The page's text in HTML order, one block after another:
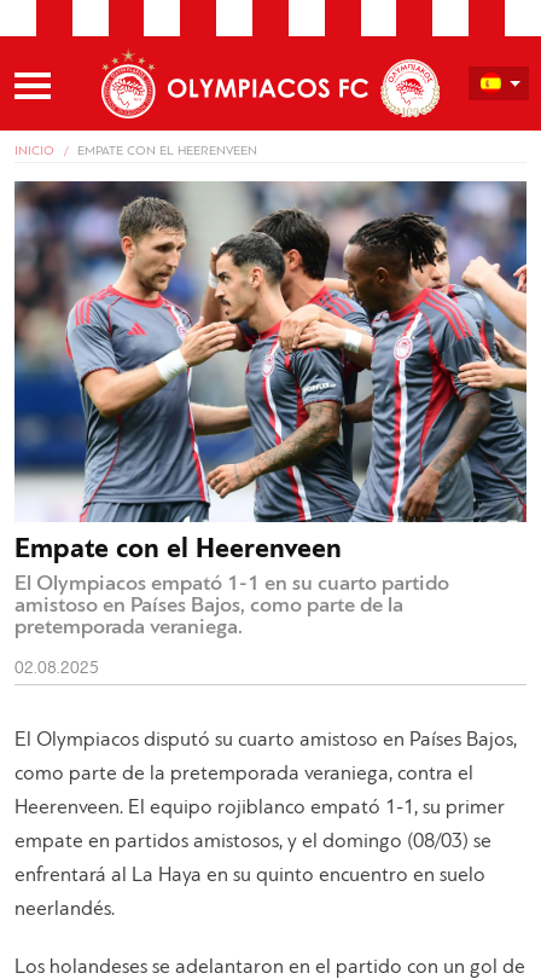
INICIO EMPATE CON EL HEERENVEEN
Empate con el Heerenveen
El Olympiacos empató 1-1 en su cuarto partido
amistoso en Países Bajos, como parte de la
pretemporada veraniega.
02.08.2025
El Olympiacos disputó su cuarto amistoso en Países Bajos,
como parte de la pretemporada veraniega, contra el
Heerenveen. El equipo rojiblanco empató 1-1, su primer
empate en partidos amistosos, y el domingo (08/03) se
enfrentará al La Haya en su quinto encuentro en suelo
neerlandés.
Los holandeses se adelantaron en el partido con un gol de